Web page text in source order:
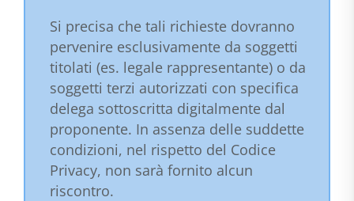
Si precisa che tali richieste dovranno
pervenire esclusivamente da soggetti
titolati (es. legale rappresentante) o da
soggetti terzi autorizzati con specifica
delega sottoscritta digitalmente dal
proponente. In assenza delle suddette
condizioni, nel rispetto del Codice
Privacy, non sarà fornito alcun
riscontro.